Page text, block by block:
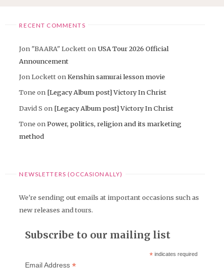
RECENT COMMENTS
Jon "BAARA" LockettonUSA Tour 2026 Official
Announcement
Jon LockettonKenshin samurai lesson movie
Tone on [Legacy Album post] Victory In Christ
David S on [Legacy Album post] Victory In Christ
Tone onPower, politics, religion and its marketing
method
NEWSLETTERS (OCCASIONALLY)
We're sending out emails at important occasions such as
new releases and tours.
Subscribe to our mailing list
* indicates required
Email Address